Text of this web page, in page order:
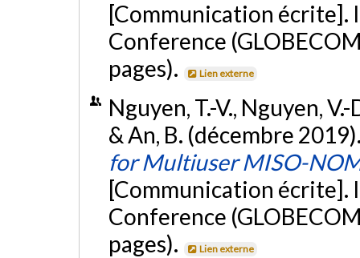
[Communication écrite].
Conference
pages).
Lien externe
Nguyen, T.-V., Nguyen,
& An, B. (décembre
for Multiuser MISO-
[Communication écrite].
Conference
pages).
Lien externe